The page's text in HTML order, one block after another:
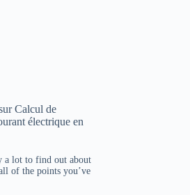
Calcul de
électrique en
a lot to find out about
of the points you’ve